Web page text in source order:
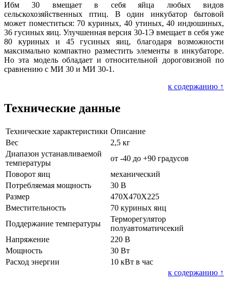
Ибм 30 вмещает в себя яйца любых видов
сельскохозяйственных птиц. В один инкубатор бытовой
может поместиться: 70 куриных, 40 утиных, 40 индюшиных,
36 гусиных яиц. Улучшенная версия 30-1Э вмещает в себя уже
80 куриных и 45 гусиных яиц, благодаря возможности
максимально компактно разместить элементы в инкубаторе.
Но эта модель обладает и относительной дороговизной по
сравнению с МИ 30 и МИ 30-1.
к содержанию ↑
Технические данные
Технические характеристики Описание
Вес
2,5 кг
Диапазон устанавливаемой
температуры
от -40 до +90 градусов
Поворот яиц
механический
Потребляемая мощность
30 В
Размер
470X470X225
Вместительность
70 куриных яиц
Поддержание температуры
Терморегулятор
полуавтоматичсекий
Напряжение
220 В
Мощность
30 Вт
Расход энергии
10 кВт в час
к содержанию ↑